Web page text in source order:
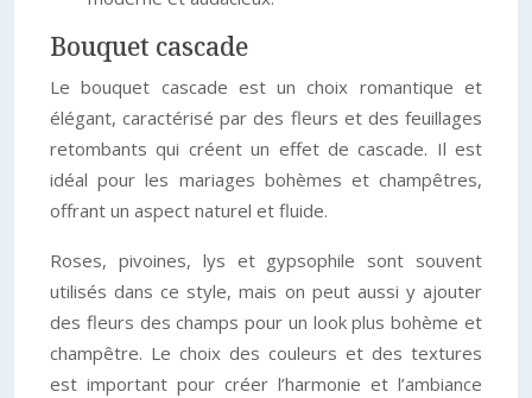
Bouquet cascade
Le bouquet cascade est un choix romantique et
élégant, caractérisé par des fleurs et des feuillages
retombants qui créent un effet de cascade. Il est
idéal pour les mariages bohèmes et champêtres,
offrant un aspect naturel et fluide.
Roses, pivoines, lys et gypsophile sont souvent
utilisés dans ce style, mais on peut aussi y ajouter
des fleurs des champs pour un look plus bohème et
champêtre. Le choix des couleurs et des textures
est important pour créer l’harmonie et l’ambiance